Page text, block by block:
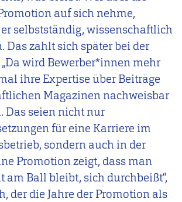
auf sich nehme,
er selbstständig, wissenschaftlich
Das zahlt sich später bei der
„Da wird Bewerber*innen mehr
ihre Expertise über Beiträge
Magazinen nachweisbar
Das seien nicht nur
für eine Karriere im
sondern auch in der
Promotion zeigt, dass man
am Ball bleibt, sich durchbeißt“,
der die Jahre der Promotion als